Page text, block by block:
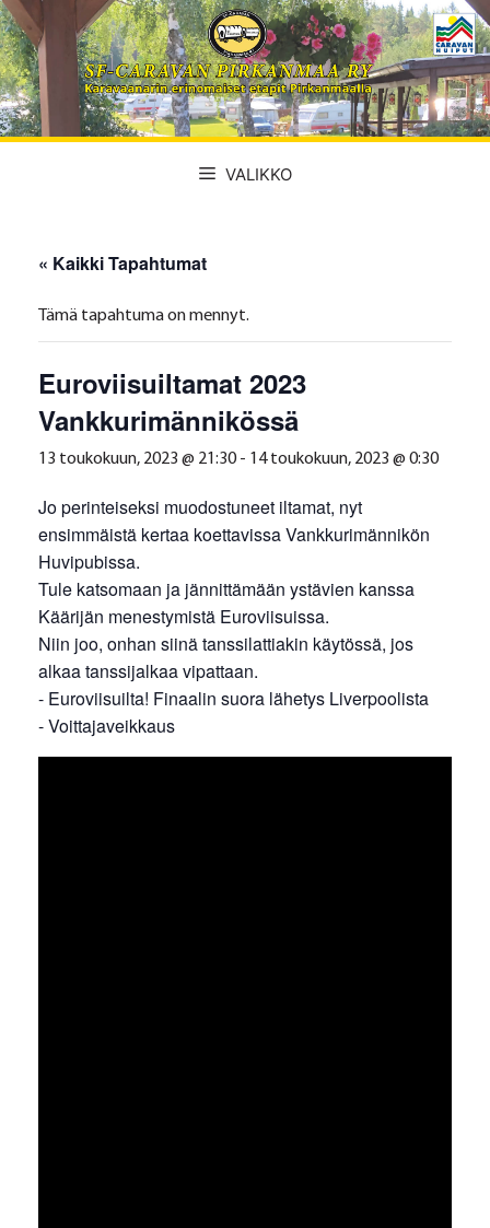
Siirry
sisältöön
VALIKKO
« Kaikki Tapahtumat
Tämä tapahtuma on mennyt.
Euroviisuiltamat 2023
Vankkurimännikössä
13 toukokuun, 2023 @ 21:30- 14 toukokuun, 2023 @ 0:30
Jo perinteiseksi muodostuneet iltamat, nyt
ensimmäistä kertaa koettavissa Vankkurimännikön
Huvipubissa.
Tule katsomaan ja jännittämään ystävien kanssa
Käärijän menestymistä Euroviisuissa.
Niin joo, onhan siinä tanssilattiakin käytössä, jos
alkaa tanssijalkaa vipattaan.
- Euroviisuilta! Finaalin suora lähetys Liverpoolista
- Voittajaveikkaus